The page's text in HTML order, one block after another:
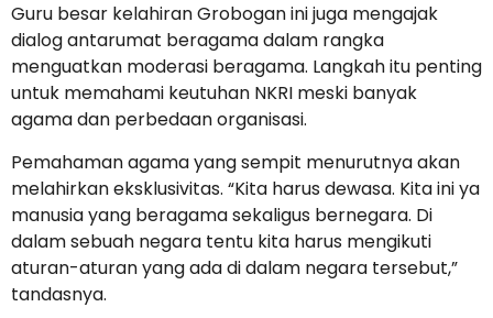
Guru besar kelahiran Grobogan ini juga mengajak
dialog antarumat beragama dalam rangka
menguatkan moderasi beragama. Langkah itu penting
untuk memahami keutuhan NKRI meski banyak
agama dan perbedaan organisasi.
Pemahaman agama yang sempit menurutnya akan
melahirkan eksklusivitas. “Kita harus dewasa. Kita ini ya
manusia yang beragama sekaligus bernegara. Di
dalam sebuah negara tentu kita harus mengikuti
aturan-aturan yang ada di dalam negara tersebut,”
tandasnya.